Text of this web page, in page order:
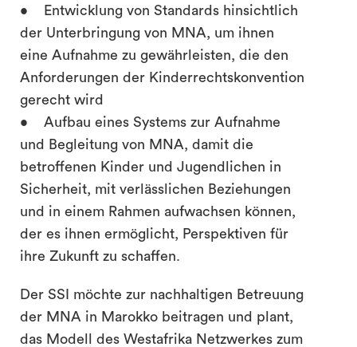
• Entwicklung von Standards hinsichtlich
der Unterbringung von MNA, um ihnen
eine Aufnahme zu gewährleisten, die den
Anforderungen der Kinderrechtskonvention
gerecht wird
• Aufbau eines Systems zur Aufnahme
und Begleitung von MNA, damit die
betroffenen Kinder und Jugendlichen in
Sicherheit, mit verlässlichen Beziehungen
und in einem Rahmen aufwachsen können,
der es ihnen ermöglicht, Perspektiven für
ihre Zukunft zu schaffen.
Der SSI möchte zur nachhaltigen Betreuung
der MNA in Marokko beitragen und plant,
das Modell des Westafrika Netzwerkes zum